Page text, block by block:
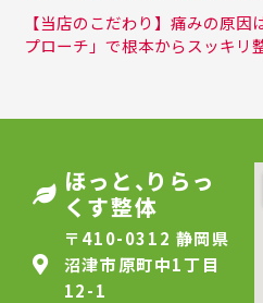
【当店のこだわり】痛みの原
プローチ」で根本からスッキリ
ほっと 、りらっ
くす整体
〒410-0312 静岡県
沼津市原町中1丁目
12-1